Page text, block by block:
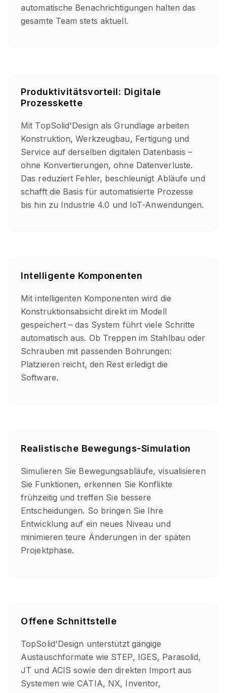
automatische Benachrichtigungen halten das
gesamte Team stets aktuell.
Produktivitätsvorteil: Digitale
Prozesskette
Mit TopSolid'Design als Grundlage arbeiten
Konstruktion, Werkzeugbau, Fertigung und
Service auf derselben digitalen Datenbasis –
ohne Konvertierungen, ohne Datenverluste.
Das reduziert Fehler, beschleunigt Abläufe und
schafft die Basis für automatisierte Prozesse
bis hin zu Industrie 4.0 und IoT-Anwendungen.
Intelligente Komponenten
Mit intelligenten Komponenten wird die
Konstruktionsabsicht direkt im Modell
gespeichert – das System führt viele Schritte
automatisch aus. Ob Treppen im Stahlbau oder
Schrauben mit passenden Bohrungen:
Platzieren reicht, den Rest erledigt die
Software.
Realistische Bewegungs-Simulation
Simulieren Sie Bewegungsabläufe, visualisieren
Sie Funktionen, erkennen Sie Konflikte
frühzeitig und treffen Sie bessere
Entscheidungen. So bringen Sie Ihre
Entwicklung auf ein neues Niveau und
minimieren teure Änderungen in der späten
Projektphase.
Offene Schnittstelle
TopSolid'Design unterstützt gängige
Austauschformate wie STEP, IGES, Parasolid,
JT und ACIS sowie den direkten Import aus
Systemen wie CATIA, NX, Inventor,